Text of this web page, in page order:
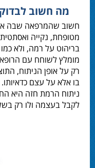
מה חשוב
חשוב שהמרפאה שבה
מטופחת, נקייה
בריהוט על רמה, ולא
מומלץ לשוחח עם
רק על אופן הניתוח,
בו אלא על עצם
ניתוח הרמת חזה היא
לקבל בעצמה ולו רק